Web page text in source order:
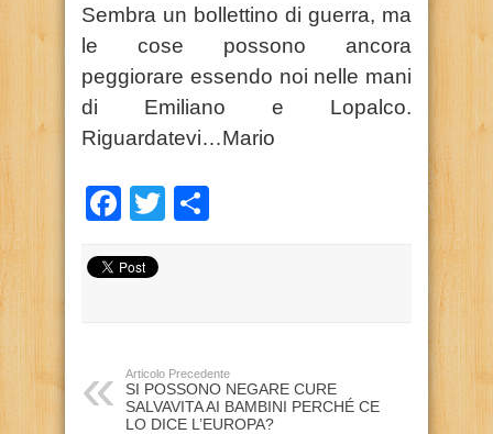
Sembra un bollettino di guerra, ma
le cose possono ancora
peggiorare essendo noi nelle mani
di Emiliano e Lopalco.
Riguardatevi…Mario
Facebook
Twitter
Articolo Precedente
SI POSSONO NEGARE CURE
SALVAVITA AI BAMBINI PERCHÉ CE
LO DICE L’EUROPA?